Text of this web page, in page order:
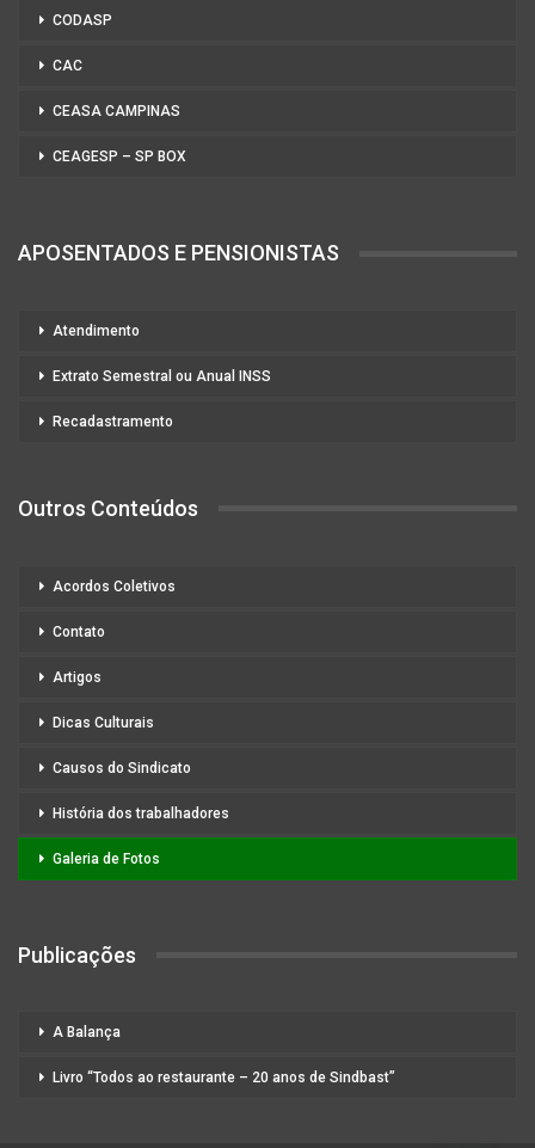
CODASP
CAC
CEASA CAMPINAS
CEAGESP – SP BOX
APOSENTADOS E PENSIONISTAS
Atendimento
Extrato Semestral ou Anual INSS
Recadastramento
Outros Conteúdos
Acordos Coletivos
Contato
Artigos
Dicas Culturais
Causos do Sindicato
História dos trabalhadores
Galeria de Fotos
Publicações
A Balança
Livro “Todos ao restaurante – 20 anos de Sindbast”